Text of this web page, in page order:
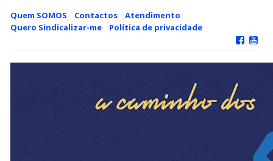
Skip
content
Quem SOMOS Contactos
Atendimento
Quero Sindicalizar-me
Política de privacidade